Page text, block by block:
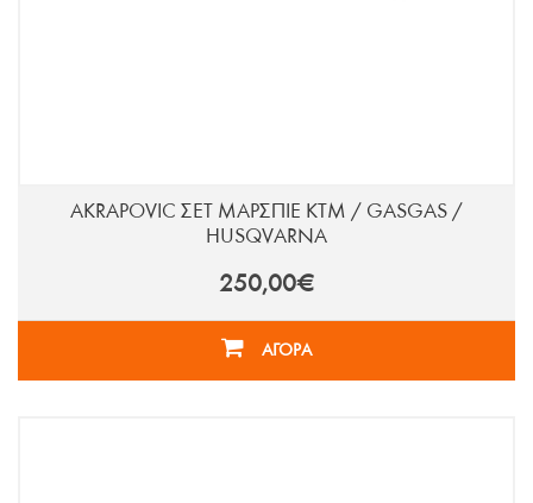
AKRAPOVIC ΣΕΤ ΜΑΡΣΠΙΕ KTM / GASGAS /
HUSQVARNA
250,00€
ΑΓΟΡΑ